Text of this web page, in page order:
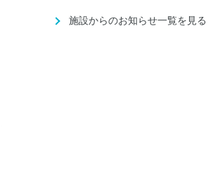
施設からのお知らせ一覧を見る